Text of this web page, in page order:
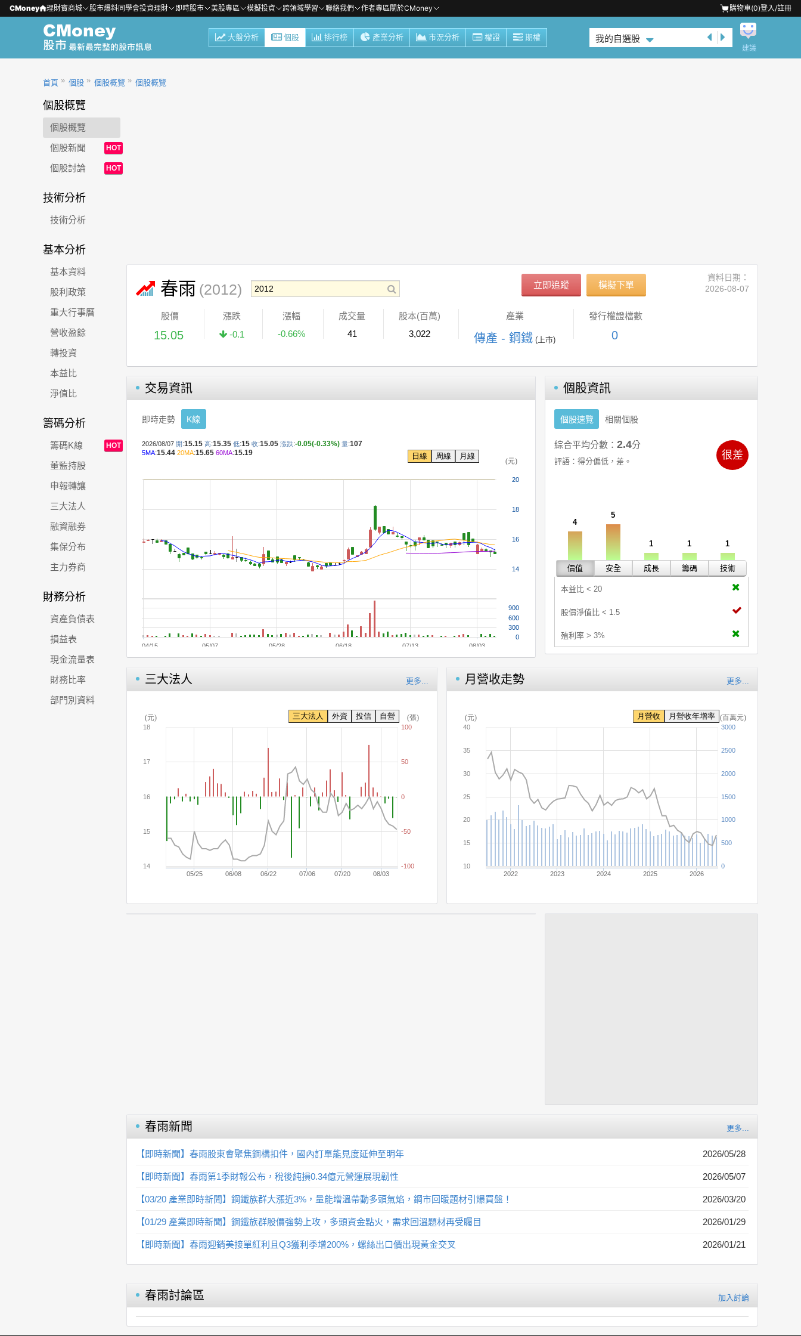
CMoney 理財寶商城 股市爆料同學會投資理財 即時股市 美股專區 模擬投資 跨領域學習 聯絡我們 作者專區關於CMoney 購物車(0)登入/註冊
大盤分析 個股 排行榜 產業分析 市況分析 權證 期權 我的自選股
建議
首頁 個股 個股概覽 個股概覽
個股概覽
個股概覽
個股新聞
HOT
個股討論 HOT
技術分析
技術分析
基本分析
基本資料
股利政策
重大行事曆
營收盈餘
轉投資
本益比
淨值比
籌碼分析
籌碼K線 HOT
董監持股
申報轉讓
三大法人
融資融券
集保分布
主力券商
財務分析
資產負債表
損益表
現金流量表
財務比率
部門別資料
春雨 (2012) 立即追蹤 模擬下單
資料日期：
2026-08-07
股價
15.05
漲跌
-0.1
漲幅
-0.66%
成交量
41
股本(百萬)
3,022
產業
傳產 - 鋼鐵 (上市)
發行權證檔數
0
交易資訊
即時走勢 K線
個股資訊
個股速覽 相關個股
綜合平均分數： 2.4分
評語： 得分偏低，差。
很差
4
價值
5
安全
1
成長
1
籌碼
1
技術
本益比 < 20
股價淨值比 < 1.5
殖利率 > 3%
三大法人 更多... 月營收走勢 更多...
春雨新聞 更多...
【即時新聞】春雨股東會聚焦鋼構扣件，國內訂單能見度延伸至明年 2026/05/28
【即時新聞】春雨第1季財報公布，稅後純損0.34億元營運展現韌性 2026/05/07
【03/20 產業即時新聞】鋼鐵族群大漲近3%，量能增溫帶動多頭氣焰，鋼市回暖題材引爆買盤！ 2026/03/20
【01/29 產業即時新聞】鋼鐵族群股價強勢上攻，多頭資金點火，需求回溫題材再受矚目 2026/01/29
【即時新聞】春雨迎銷美接單紅利且Q3獲利季增200%，螺絲出口價出現黃金交叉 2026/01/21
春雨討論區 加入討論